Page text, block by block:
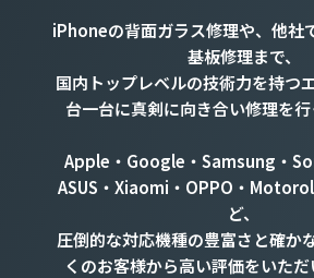
iPhoneの背面ガラス修理や、他社
基板修理まで、
国内トップレベルの技術力を持つ
台一台に真剣に向き合い修理を行
Apple・Google・Samsung・
ASUS・Xiaomi・OPPO・
ど、
圧倒的な対応機種の豊富さと確か
くのお客様から高い評価をいただ